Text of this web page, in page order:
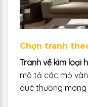
Chọn tranh
Tranh về kim loại
mô tả các mỏ
quê thường mang